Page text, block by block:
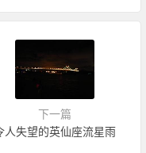
下一篇
人失望的英仙座流星雨